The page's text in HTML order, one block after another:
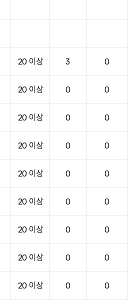
20 이상 3 0
20 이상 0 0
20 이상 0 0
20 이상 0 0
20 이상 0 0
20 이상 0 0
20 이상 0 0
20 이상 0 0
20 이상 0 0